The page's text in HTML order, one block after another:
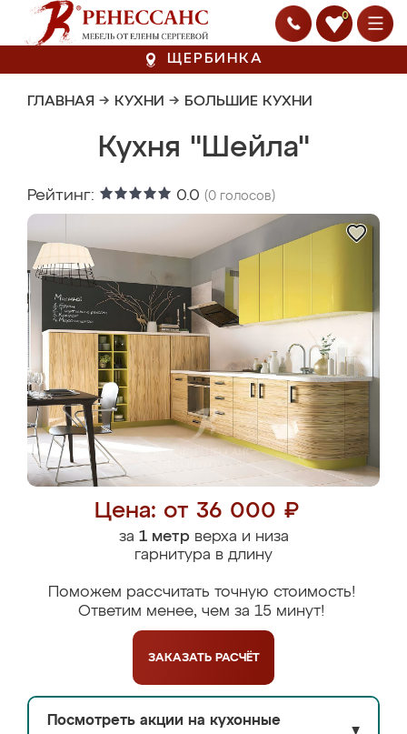
0
ЩЕРБИНКА
ГЛАВНАЯ → КУХНИ → БОЛЬШИЕ КУХНИ
Кухня "Шейла"
Рейтинг: 0.0 (0 голосов)
Цена: от 36 000 ₽
за 1 метрверха и низа
гарнитура в длину
Поможем рассчитать точную стоимость!
Ответим менее, чем за 15 минут!
ЗАКАЗАТЬ РАСЧЁТ
Посмотреть акции на кухонные
▼